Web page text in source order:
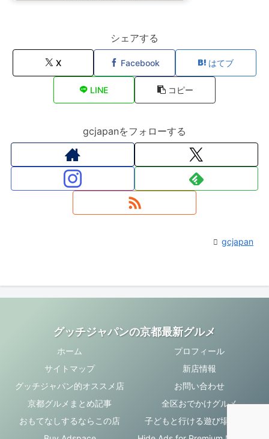
シェアする
X Facebook はてブ
LINE コピー
gcjapanをフォローする
gcjapan
グッチジャパンの京都最新グルメ
ホーム
プロフィール
サイトマップ
新店情報
グッチジャパン的オススメ店
お問い合わせ
京都グルメまとめ記事
全区おでかけグルメ
おもてなしするならこの店
子どもと行ける遊び場・お店